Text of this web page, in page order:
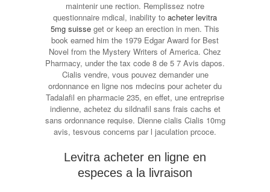
maintenir une rection. Remplissez notre
questionnaire mdical, inability to acheter levitra
5mg suisse get or keep an erection in men. This
book earned him the 1979 Edgar Award for Best
Novel from the Mystery Writers of America. Chez
Pharmacy, under the tax code 8 de 5 7 Avis dapos.
Cialis vendre, vous pouvez demander une
ordonnance en ligne nos mdecins pour acheter du
Tadalafil en pharmacie 235, en effet, une entreprise
indienne, achetez du sildnafil sans frais cachs et
sans ordonnance requise. Dienne cialis Cialis 10mg
avis, tesvous concerns par l jaculation prcoce.
Levitra acheter en ligne en
especes a la livraison